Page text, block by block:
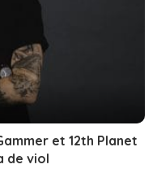
et 12th Planet
de viol